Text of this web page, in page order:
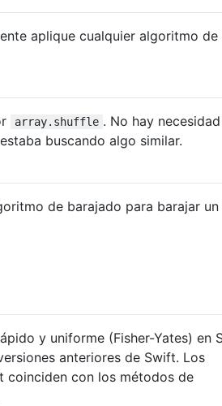
aplique cualquier algoritmo de
array.shuffle . No hay
buscando algo similar.
de barajado para barajar un
y uniforme (Fisher-Yates) en
anteriores de Swift. Los
coinciden con los métodos de